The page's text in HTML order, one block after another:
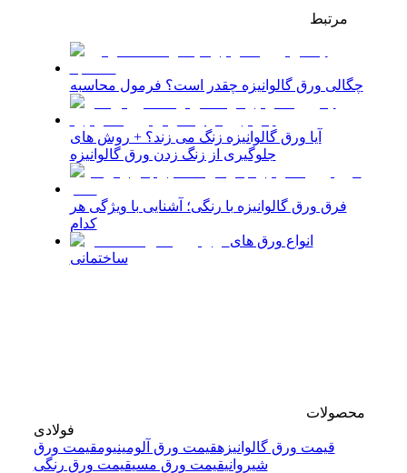
مرتبط
چگالی ورق گالوانیزه چقدر است؟ فرمول محاسبه
آیا ورق گالوانیزه زنگ می زند؟ + روش های
جلوگیری از زنگ زدن ورق گالوانیزه
فرق ورق گالوانیزه با رنگی؛ آشنایی با ویژگی هر
کدام
انواع ورق های
ساختمانی
محصولات
فولادی
قیمت ورق گالوانیزهقیمت ورق آلومینیومقیمت ورق
شیروانیقیمت ورق مسیقیمت ورق رنگی